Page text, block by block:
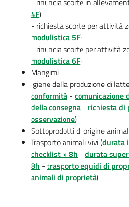
- rinuncia scorte in
4F)
- richiesta scorte per attività
modulistica 5F)
- rinuncia scorte per attività
modulistica 6F)
Mangimi
Igiene della produzione di
conformità - comunicazione
della consegna - richiesta di
osservazione)
Sottoprodotti di origine
Trasporto animali vivi (durata
checklist < 8h - durata
8h - trasporto equidi di
animali di proprietà)